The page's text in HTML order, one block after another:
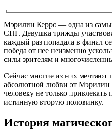
Мэрилин Керро — одна из
СНГ. Девушка трижды
каждый раз попадала в финал
победа от нее неизменно
силы зрителям и
Сейчас многие из них мечтают
абсолютной любви от Мэрилин
человеку не только
истинную вторую половинку.
История